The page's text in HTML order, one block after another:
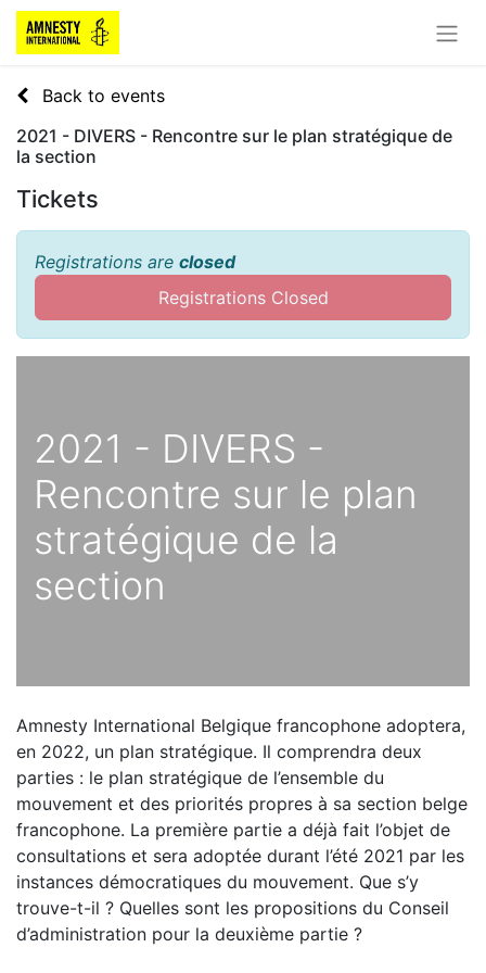
Back to events
2021 - DIVERS - Rencontre sur le plan stratégique de
la section
Tickets
Registrations are closed
Registrations Closed
2021 - DIVERS -
Rencontre sur le plan
stratégique de la
section
Amnesty International Belgique francophone adoptera,
en 2022, un plan stratégique. Il comprendra deux
parties : le plan stratégique de l’ensemble du
mouvement et des priorités propres à sa section belge
francophone. La première partie a déjà fait l’objet de
consultations et sera adoptée durant l’été 2021 par les
instances démocratiques du mouvement. Que s’y
trouve-t-il ? Quelles sont les propositions du Conseil
d’administration pour la deuxième partie ?